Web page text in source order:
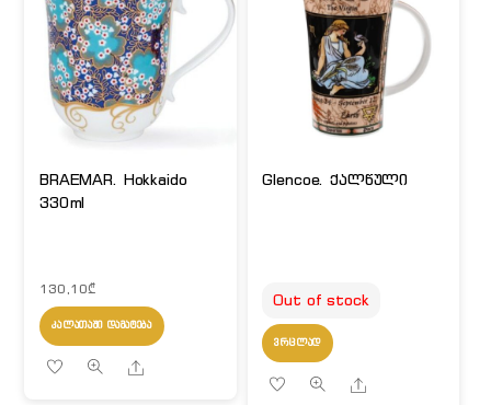
BRAEMAR. Hokkaido
330ml
130,10₾
ᲙᲐᲚᲐᲗᲐᲨᲘ ᲓᲐᲛᲐᲢᲔᲑᲐ
Share
Glencoe. ქალწული
Out of stock
ᲕᲠᲪᲚᲐᲓ
Share